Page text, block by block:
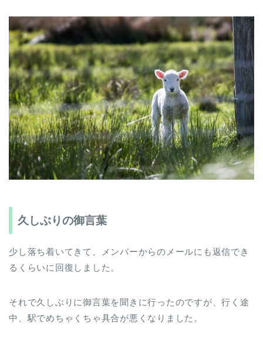
久しぶりの御言葉
少し落ち着いてきて、メンバーからのメールにも返信でき
るくらいに回復しました。
それで久しぶりに御言葉を聞きに行ったのですが、行く途
中、駅でめちゃくちゃ具合が悪くなりました。